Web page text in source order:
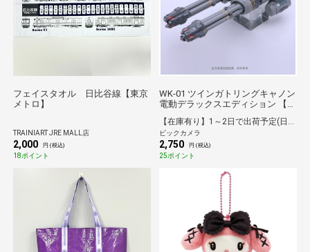
フェイスタオル 日比谷線【東京
メトロ】
TRAINIART JRE MALL店
2,000 円 (税込)
18ポイント
WK-01 ツインガトリングキャノン
電動デラックスエディション 【代
【在庫有り】1～2日で出荷予定(日付指定可)
ビックカメラ
2,750 円 (税込)
25ポイント